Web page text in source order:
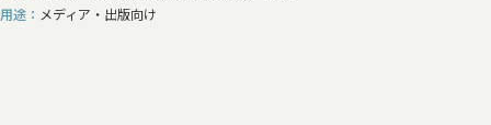
用途
メディア・出版向け